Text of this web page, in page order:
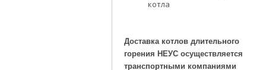
котла
Доставка котлов длительного
горения НЕУС осуществляется
транспортными компаниями